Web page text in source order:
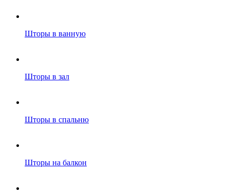
Шторы в ванную
Шторы в зал
Шторы в спальню
Шторы на балкон